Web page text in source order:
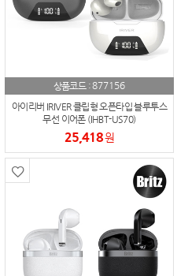
상품코드 :877156
아이리버 IRIVER 클립형 오픈타입 블루투스
무선 이어폰 (IHBT-US70)
25,418원